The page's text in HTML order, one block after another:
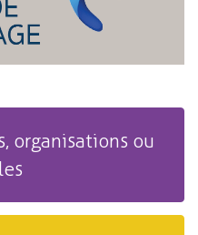
organisations ou